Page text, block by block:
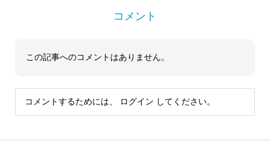
コメント
この記事へのコメントはありません。
コメントするためには、 ログイン してください。